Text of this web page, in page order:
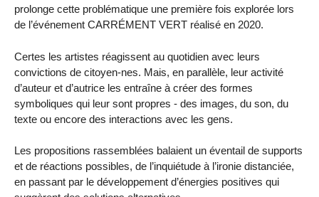
prolonge cette problématique une première fois explorée lors
de l’événement CARRÉMENT VERT réalisé en 2020.
Certes les artistes réagissent au quotidien avec leurs
convictions de citoyen-nes. Mais, en parallèle, leur activité
d’auteur et d’autrice les entraîne à créer des formes
symboliques qui leur sont propres - des images, du son, du
texte ou encore des interactions avec les gens.
Les propositions rassemblées balaient un éventail de supports
et de réactions possibles, de l’inquiétude à l’ironie distanciée,
en passant par le développement d’énergies positives qui